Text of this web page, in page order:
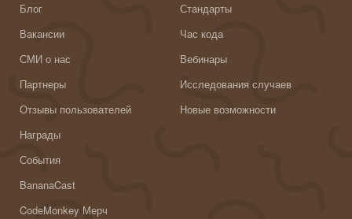
Блог
Вакансии
СМИ о нас
Партнеры
Отзывы пользователей
Награды
События
BananaCast
CodeMonkey Мерч
Стандарты
Час кода
Вебинары
Исследования случаев
Новые возможности